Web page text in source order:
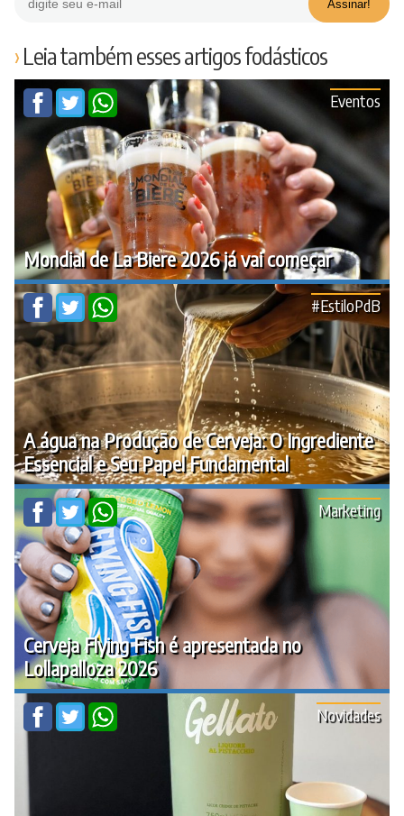
Leia também esses artigos fodásticos
Mondial de La Biere 2026 já vai começar
Eventos
A água na Produção de Cerveja: O Ingrediente
Essencial e Seu Papel Fundamental
#EstiloPdB
Cerveja Flying Fish é apresentada no
Lollapalloza 2026
Marketing
Novidades